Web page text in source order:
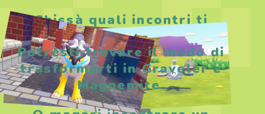
Chissà quali incontri ti
aspettano là fuori...
Potresti trovare il modo di
trasformarti in Graveler e
Magnemite.